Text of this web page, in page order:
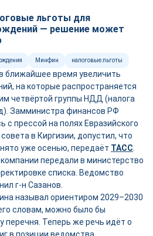
льготы для
— решение может
Минфин налоговые льготы
ближайшее время увеличить
на которые распространяется
четвёртой группы НДД (налога
Замминистра финансов РФ
с прессой на полях Евразийского
в Киргизии, допустил, что
уже осенью, передаёт ТАСС
передали в министерство
списка. Ведомство
г-н Сазанов.
называл ориентиром 2029–2030
словам, можно было бы
перечня. Теперь же речь идёт о